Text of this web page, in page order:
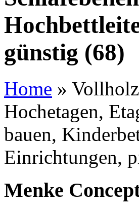
günstig (68)
Home »
Hochetagen,
bauen,
Einrichtungen,
Menke